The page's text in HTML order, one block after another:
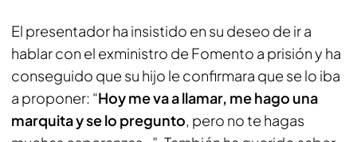
El presentador ha insistido en su deseo de ir a
hablar con el exministro de Fomento a prisión y ha
conseguido que su hijo le confirmara que se lo iba
a proponer: “Hoy me va a llamar, me hago una
marquita y se lo pregunto, pero no te hagas